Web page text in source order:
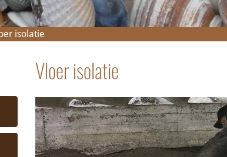
isolatie
Vloer isolatie